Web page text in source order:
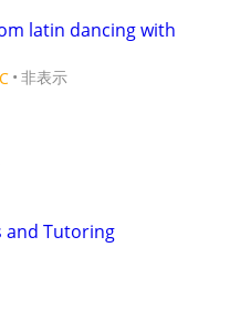
latin dancing with
非表示
and Tutoring